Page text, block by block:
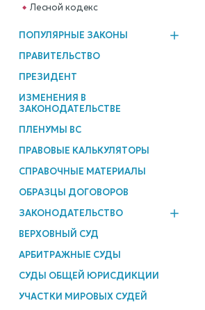
Лесной кодекс
ПОПУЛЯРНЫЕ ЗАКОНЫ
ПРАВИТЕЛЬСТВО
ПРЕЗИДЕНТ
ИЗМЕНЕНИЯ В
ЗАКОНОДАТЕЛЬСТВЕ
ПЛЕНУМЫ ВС
ПРАВОВЫЕ КАЛЬКУЛЯТОРЫ
СПРАВОЧНЫЕ МАТЕРИАЛЫ
ОБРАЗЦЫ ДОГОВОРОВ
ЗАКОНОДАТЕЛЬСТВО
ВЕРХОВНЫЙ СУД
АРБИТРАЖНЫЕ СУДЫ
СУДЫ ОБЩЕЙ ЮРИСДИКЦИИ
УЧАСТКИ МИРОВЫХ СУДЕЙ